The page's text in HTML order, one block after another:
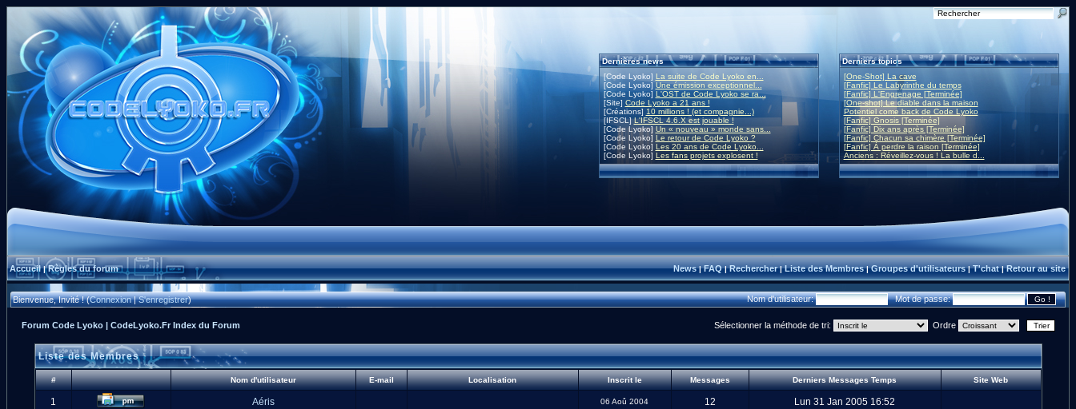
Dernières news
[Code Lyoko] La suite de Code Lyoko en...
[Code Lyoko]Une émission exceptionnel...
[Code Lyoko] L'OST de Code Lyoko se ra...
[Site] Code Lyoko a 21 ans !
[Créations] 10 millions ! (et compagnie...)
[IFSCL]L'IFSCL 4.6.X est jouable !
[Code Lyoko] Un « nouveau » monde sans...
[Code Lyoko] Le retour de Code Lyoko ?
[Code Lyoko] Les 20 ans de Code Lyoko...
[Code Lyoko] Les fans projets explosent !
Derniers topics
[One-Shot] La cave
[Fanfic] Le Labyrinthe du temps
[Fanfic] L'Engrenage [Terminée]
[One-shot] Le diable dans la maison
Potentiel come back de Code Lyoko
[Fanfic] Gnosis [Terminée]
[Fanfic] Dix ans après [Terminée]
[Fanfic] Chacun sa chimère [Terminée]
[Fanfic] À perdre la raison [Terminée]
Anciens : Réveillez-vous ! La bulle d...
Accueil|Règles du forum News|FAQ|Rechercher|Liste des Membres|Groupes d'utilisateurs|T'chat|Retour au site
Bienvenue, Invité ! (Connexion|S'enregistrer) Nom d'utilisateur: Mot de passe:
Forum Code Lyoko | CodeLyoko.Fr Index du Forum Sélectionner la méthode de tri: Ordre
Liste des Membres
# Nom d'utilisateur E-mail Localisation Inscrit le Messages Derniers Messages Temps Site Web
1 Aéris 06 Aoû 2004 12 Lun 31 Jan 2005 16:52